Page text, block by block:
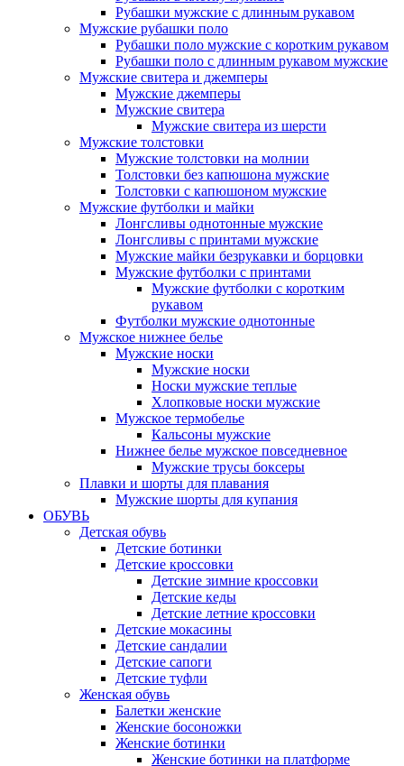
Рубашки мужские с длинным рукавом
Мужские рубашки поло
Рубашки поло мужские с коротким рукавом
Рубашки поло с длинным рукавом мужские
Мужские свитера и джемперы
Мужские джемперы
Мужские свитера
Мужские свитера из шерсти
Мужские толстовки
Мужские толстовки на молнии
Толстовки без капюшона мужские
Толстовки с капюшоном мужские
Мужские футболки и майки
Лонгсливы однотонные мужские
Лонгсливы с принтами мужские
Мужские майки безрукавки и борцовки
Мужские футболки с принтами
Мужские футболки с коротким
рукавом
Футболки мужские однотонные
Мужское нижнее белье
Мужские носки
Мужские носки
Носки мужские теплые
Хлопковые носки мужские
Мужское термобелье
Кальсоны мужские
Нижнее белье мужское повседневное
Мужские трусы боксеры
Плавки и шорты для плавания
Мужские шорты для купания
ОБУВЬ
Детская обувь
Детские ботинки
Детские кроссовки
Детские зимние кроссовки
Детские кеды
Детские летние кроссовки
Детские мокасины
Детские сандалии
Детские сапоги
Детские туфли
Женская обувь
Балетки женские
Женские босоножки
Женские ботинки
Женские ботинки на платформе